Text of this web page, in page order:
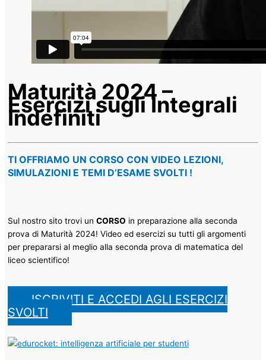
Maturità 2024 –
Esercizi sugli Integrali
Indefiniti
TI OFFRIAMO UN CORSO CON VIDEO LEZIONI,
SIMULAZIONI E TEMI D’ESAME SVOLTI !​
Sul nostro sito trovi un CORSO in preparazione alla seconda
prova di Maturità 2024! Video ed esercizi su tutti gli argomenti
per prepararsi al meglio alla seconda prova di matematica del
liceo scientifico!
ISCRIVITI E ACCEDI AGLI ESERCIZI
SVOLTI